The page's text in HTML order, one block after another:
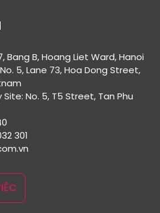
Bang B, Hoang Liet Ward, Hanoi
5, Lane 73, Hoa Dong Street,
Site: No. 5, T5 Street, Tan Phu
301